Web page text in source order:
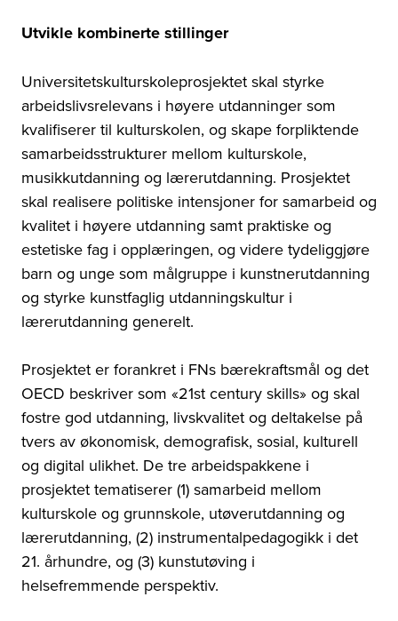
Utvikle kombinerte stillinger
Universitetskulturskoleprosjektet skal styrke
arbeidslivsrelevans i høyere utdanninger som
kvalifiserer til kulturskolen, og skape forpliktende
samarbeidsstrukturer mellom kulturskole,
musikkutdanning og lærerutdanning. Prosjektet
skal realisere politiske intensjoner for samarbeid og
kvalitet i høyere utdanning samt praktiske og
estetiske fag i opplæringen, og videre tydeliggjøre
barn og unge som målgruppe i kunstnerutdanning
og styrke kunstfaglig utdanningskultur i
lærerutdanning generelt.
Prosjektet er forankret i FNs bærekraftsmål og det
OECD beskriver som «21st century skills» og skal
fostre god utdanning, livskvalitet og deltakelse på
tvers av økonomisk, demografisk, sosial, kulturell
og digital ulikhet. De tre arbeidspakkene i
prosjektet tematiserer (1) samarbeid mellom
kulturskole og grunnskole, utøverutdanning og
lærerutdanning, (2) instrumentalpedagogikk i det
21. århundre, og (3) kunstutøving i
helsefremmende perspektiv.